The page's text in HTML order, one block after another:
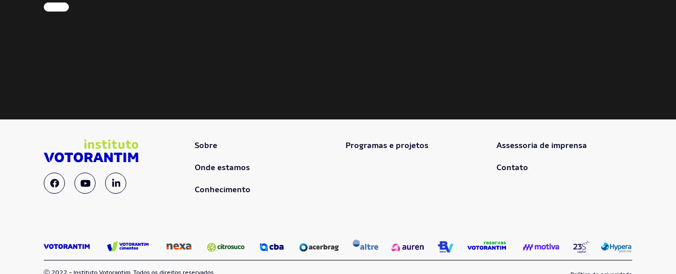
Sobre
Onde estamos
Conhecimento
Programas e projetos Assessoria de imprensa
Contato
Ⓒ 2022 - Instituto Votorantim. Todos os direitos reservados